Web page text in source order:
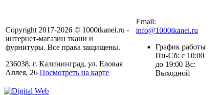
Copyright 2017-2026 © 1000tkanei.ru -
интернет-магазин ткани и
фурнитуры. Все права защищены.
236038, г. Калининград, ул. Еловая
Аллея, 26 Посмотреть на карте
Email:
info@1000tkanei.ru
График работы
Пн-Сб: с 10:00
до 19:00 Вс:
Выходной